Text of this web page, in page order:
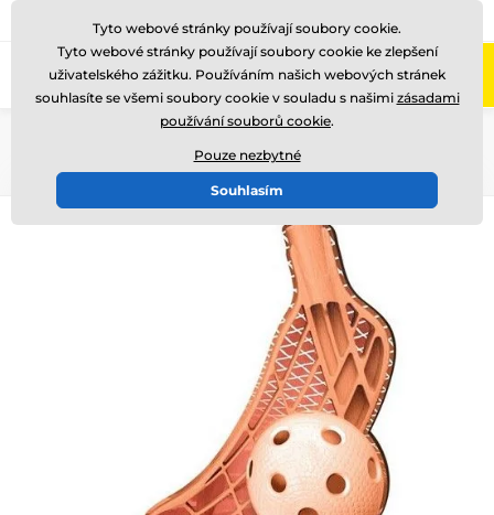
Zavolejte nám (Po-Pá 8-17)
Tyto webové stránky používají soubory cookie.
Tyto webové stránky používají soubory cookie ke zlepšení
uživatelského zážitku. Používáním našich webových stránek
souhlasíte se všemi soubory cookie v souladu s našimi zásadami
používání souborů cookie.
Pouze nezbytné
Souhlasím